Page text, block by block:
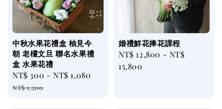
中秋水果花禮盒 柚見今
朝 老欉文旦 聯名水果禮
盒 水果花禮
Sale
price
NT$ 300 -NT$ 1,080
NT$ 1,200
婚禮鮮花捧花課程
Regular
price
NT$ 12,800 - NT$
15,800